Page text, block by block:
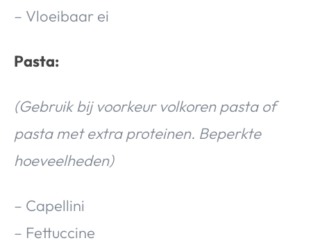
– Vloeibaar ei
Pasta:
(Gebruik bij voorkeur volkoren pasta of
pasta met extra proteinen. Beperkte
hoeveelheden)
– Capellini
– Fettuccine